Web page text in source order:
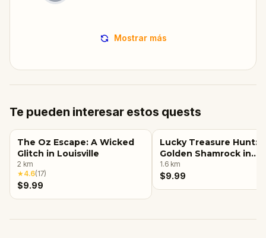
Mostrar más
Te pueden interesar estos quests
The Oz Escape: A Wicked
Glitch in Louisville
2 km
★4.6(17)
$9.99
Lucky Treasure Hunt:
Golden Shamrock in
Louisville, KY
1.6 km
$9.99